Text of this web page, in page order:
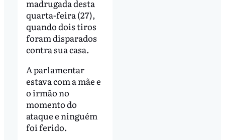
madrugada desta
quarta-feira (27),
quando dois tiros
foram disparados
contra sua casa.
A parlamentar
estava com a mãe e
o irmão no
momento do
ataque e ninguém
foi ferido.